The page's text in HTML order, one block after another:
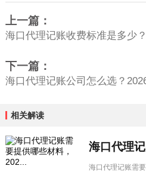
上一篇：
海口代理记账收费标准是多少
下一篇：
海口代理记账公司怎么选？
相关解读
海口代理记账需